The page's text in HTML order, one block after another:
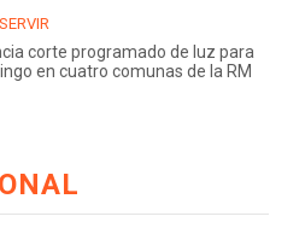
corte programado de luz para
en cuatro comunas de la RM